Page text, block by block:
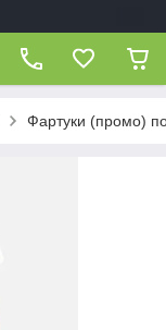
Фартуки (промо)